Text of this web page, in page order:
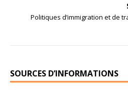
Politiques d’immigration et de
SOURCES D’INFORMATIONS